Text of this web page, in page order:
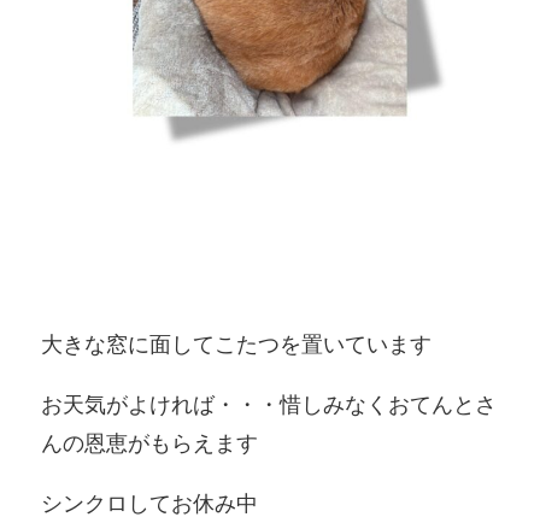
大きな窓に面してこたつを置いています
お天気がよければ・・・惜しみなくおてんとさ
んの恩恵がもらえます
シンクロしてお休み中